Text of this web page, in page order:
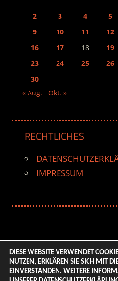
2
3 4 5
9
10 11 12
16
17 18 19
23
24 25 26
30
« Aug.
Okt. »
RECHTLICHES
IMPRESSUM
© 2026 ENTERTAINMENT
All Rights Reserved. |
DIESE WEBSITE VERWENDET
NUTZEN, ERKLÄREN SIE SICH MIT
EINVERSTANDEN. WEITERE